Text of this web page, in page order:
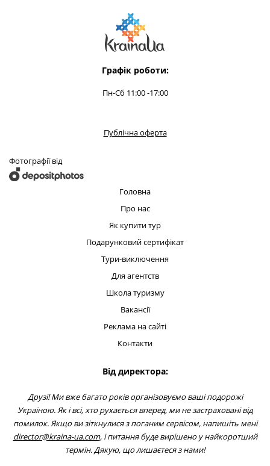
Графік роботи:
Пн-Сб 11:00 -17:00
Публічна оферта
Фотографії від
Головна
Про нас
Як купити тур
Подарунковий сертифікат
Тури-виключення
Для агентств
Школа туризму
Вакансії
Реклама на сайті
Контакти
Від директора:
Друзі! Ми вже багато років організовуємо ваші подорожі
Україною. Як і всі, хто рухається вперед, ми не застраховані від
помилок. Якщо ви зіткнулися з поганим сервісом, напишіть мені
director@kraina-ua.com, і питання буде вирішено у найкоротший
термін. Дякую, що лишаєтеся з нами!